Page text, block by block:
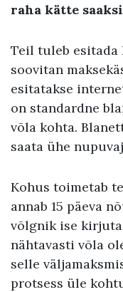
raha kätte
Teil tuleb esitada
soovitan
esitatakse
on standardne
võla kohta.
saata ühe
Kohus toimetab
annab 15 päeva
võlgnik ise
nähtavasti võla
selle
protsess üle